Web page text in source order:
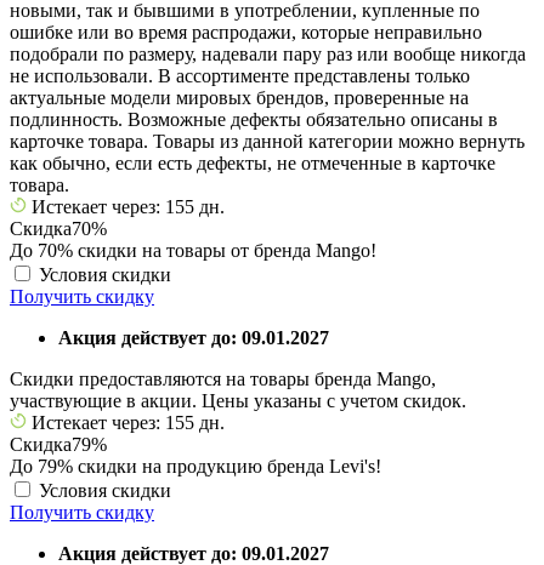
новыми, так и бывшими в употреблении, купленные по
ошибке или во время распродажи, которые неправильно
подобрали по размеру, надевали пару раз или вообще никогда
не использовали. В ассортименте представлены только
актуальные модели мировых брендов, проверенные на
подлинность. Возможные дефекты обязательно описаны в
карточке товара. Товары из данной категории можно вернуть
как обычно, если есть дефекты, не отмеченные в карточке
товара.
Истекает через: 155 дн.
Скидка70%
До 70% скидки на товары от бренда Mango!
Условия скидки
Получить скидку
Акция действует до: 09.01.2027
Скидки предоставляются на товары бренда Mango,
участвующие в акции. Цены указаны с учетом скидок.
Истекает через: 155 дн.
Скидка79%
До 79% скидки на продукцию бренда Levi's!
Условия скидки
Получить скидку
Акция действует до: 09.01.2027